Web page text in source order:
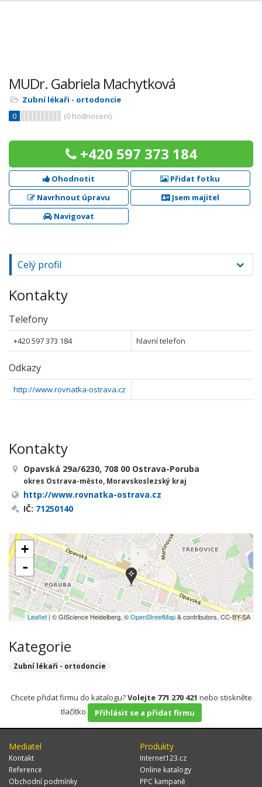
MUDr. Gabriela Machytková
Zubní lékaři - ortodoncie
0
(0 hodnocení)
+420 597 373 184
Ohodnotit
Přidat fotku
Navrhnout úpravu
Jsem majitel
Navigovat
Celý profil
Kontakty
Telefony
+420 597 373 184 hlavní telefon
Odkazy
http://www.rovnatka-ostrava.cz
Kontakty
Opavská 29a/6230, 708 00 Ostrava-Poruba
okres Ostrava-město, Moravskoslezský kraj
http://www.rovnatka-ostrava.cz
IČ: 71250140
+
-
Leaflet | © GIScience Heidelberg, ©OpenStreetMap& contributors, CC-BY-SA
Kategorie
Zubní lékaři - ortodoncie
Chcete přidat firmu do katalogu?Volejte 771 270 421 nebo stiskněte
tlačítko
Přihlásit se a přidat firmu
Mediatel
Kontakt
Reference
Obchodní podmínky
Produkty
Internet123.cz
Online katalogy
PPC kampaně